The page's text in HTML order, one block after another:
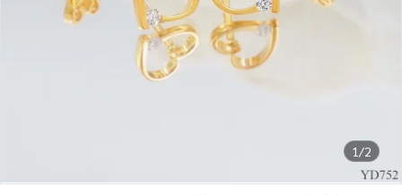
1/2